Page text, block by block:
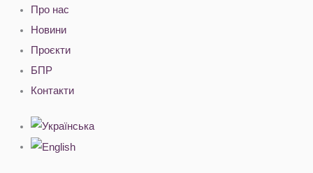
Про нас
Новини
Проєкти
БПР
Контакти